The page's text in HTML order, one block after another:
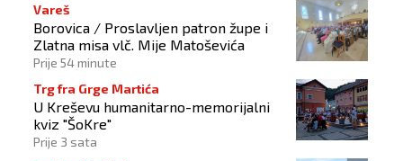
Vareš
Borovica / Proslavljen patron župe i
Zlatna misa vlč. Mije Matoševića
Prije 54 minute
Trg fra Grge Martića
U Kreševu humanitarno-memorijalni
kviz "ŠoKre"
Prije 3 sata